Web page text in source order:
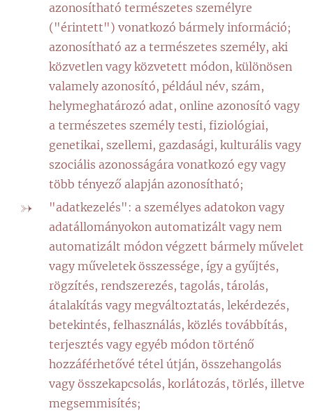
azonosítható természetes személyre
("érintett") vonatkozó bármely információ;
azonosítható az a természetes személy, aki
közvetlen vagy közvetett módon, különösen
valamely azonosító, például név, szám,
helymeghatározó adat, online azonosító vagy
a természetes személy testi, fiziológiai,
genetikai, szellemi, gazdasági, kulturális vagy
szociális azonosságára vonatkozó egy vagy
több tényező alapján azonosítható;
"adatkezelés": a személyes adatokon vagy
adatállományokon automatizált vagy nem
automatizált módon végzett bármely művelet
vagy műveletek összessége, így a gyűjtés,
rögzítés, rendszerezés, tagolás, tárolás,
átalakítás vagy megváltoztatás, lekérdezés,
betekintés, felhasználás, közlés továbbítás,
terjesztés vagy egyéb módon történő
hozzáférhetővé tétel útján, összehangolás
vagy összekapcsolás, korlátozás, törlés, illetve
megsemmisítés;